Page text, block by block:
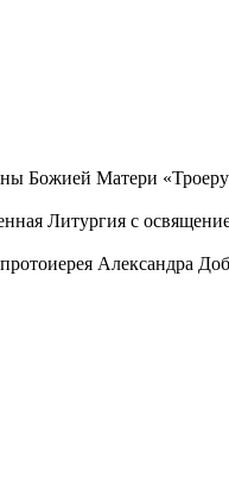
Божией Матери
Литургия с
Александра